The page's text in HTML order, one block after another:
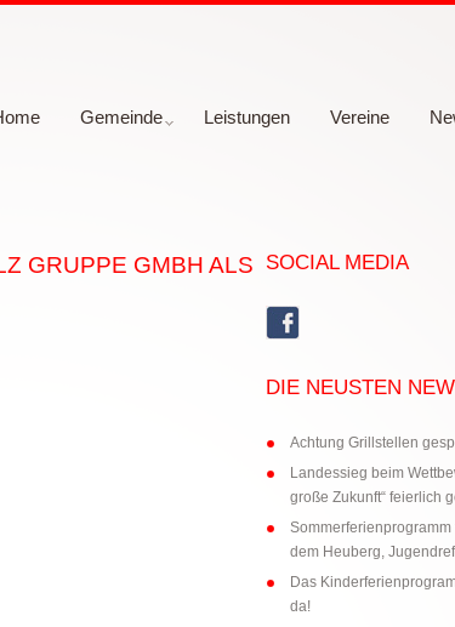
Gemeinde Leistungen Vereine
GRUPPE GMBH ALS
SOCIAL MEDIA
DIE NEUSTEN
Achtung Grillstellen
Landessieg beim
große Zukunft“ feierlich
dem Heuberg,
Das
da!